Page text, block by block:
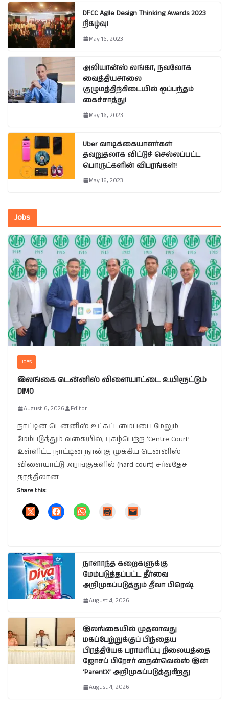
DFCC Agile Design Thinking Awards 2023
நிகழ்வு!
May 16, 2023
அலியான்ஸ் லங்கா, நவலோக
வைத்தியசாலை
குழுமத்திற்கிடையில் ஒப்பந்தம்
கைச்சாத்து!
May 16, 2023
Uber வாடிக்கையாளர்கள்
தவறுதலாக விட்டுச் செல்லப்பட்ட
பொருட்களின் விபரங்கள்!
May 16, 2023
Jobs
JOBS
இலங்கை டென்னிஸ் விளையாட்டை உயிரூட்டும்
DIMO
August 6, 2026 Editor
நாட்டின் டென்னிஸ் உட்கட்டமைப்பை மேலும்
மேம்படுத்தும் வகையில், புகழ்பெற்ற ‘Centre Court’
உள்ளிட்ட நாட்டின் நான்கு முக்கிய டென்னிஸ்
விளையாட்டு அரங்குகளில் (hard court) சர்வதேச
தரத்திலான
Share this:
நாளாந்த கறைகளுக்கு
மேம்படுத்தப்பட்ட தீர்வை
அறிமுகப்படுத்தும் தீவா பிரெஷ்
August 4, 2026
இலங்கையில் முதலாவது
மகப்பேற்றுக்குப் பிந்தைய
பிரத்தியேக பராமரிப்பு நிலையத்தை
ஜோசப் பிரேசர் நைன்வெல்ஸ் இன்
‘ParentX’ அறிமுகப்படுத்துகிறது
August 4, 2026